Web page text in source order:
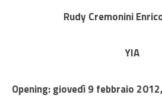
Rudy Cremonini
YIA
Opening: giovedì 9 febbraio